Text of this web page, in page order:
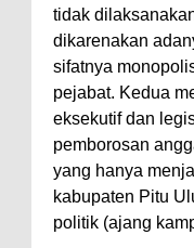
tidak
dikarenakan
sifatnya
pejabat. Kedua
eksekutif dan
pemborosan
yang hanya
kabupaten Pitu
politik (ajang